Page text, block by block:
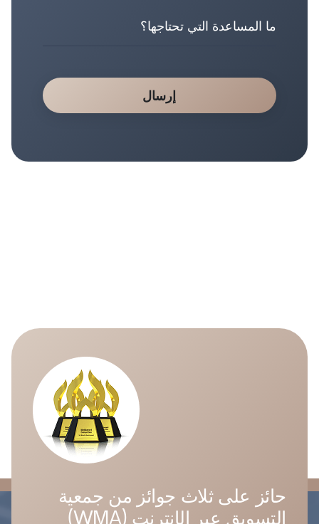
إرسال
حائز على ثلاث جوائز من جمعية
التسويق عبر الإنترنت (WMA)